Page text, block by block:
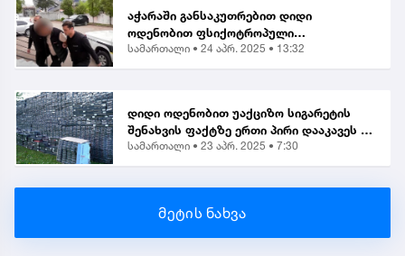
აჭარაში განსაკუთრებით დიდი
ოდენობით ფსიქოტროპული
ნივთიერების შეძენა-შენახვისა და
სამართალი • 24 აპრ. 2025 • 13:32
დიდი ოდენობით უაქციზო სიგარეტის
შენახვის ფაქტზე ერთი პირი დააკავეს |
საგამოძიებო
სამართალი • 23 აპრ. 2025 • 7:30
მეტის ნახვა